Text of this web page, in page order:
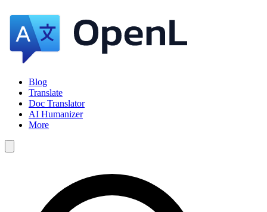
Blog
Translate
Doc Translator
AI Humanizer
More